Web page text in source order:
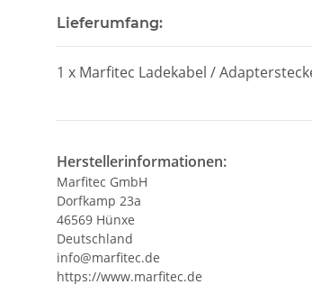
Lieferumfang:
1 x Marfitec Ladekabel /
Herstellerinformationen:
Marfitec GmbH
Dorfkamp 23a
46569 Hünxe
Deutschland
info@marfitec.de
https://www.marfitec.de